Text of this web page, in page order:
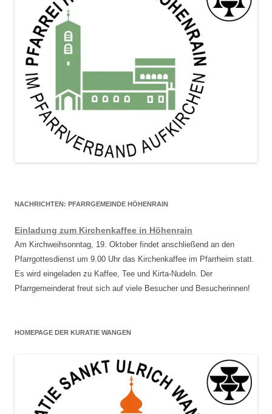
NACHRICHTEN: PFARRGEMEINDE HÖHENRAIN
Einladung zum Kirchenkaffee in Höhenrain
Am Kirchweihsonntag, 19. Oktober findet anschließend an den
Pfarrgottesdienst um 9.00 Uhr das Kirchenkaffee im Pfarrheim statt.
Es wird eingeladen zu Kaffee, Tee und Kirta-Nudeln. Der
Pfarrgemeinderat freut sich auf viele Besucher und Besucherinnen!
HOMEPAGE DER KURATIE WANGEN